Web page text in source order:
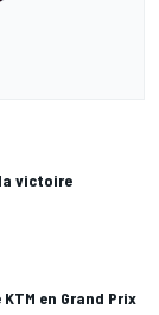
victoire
en Grand Prix